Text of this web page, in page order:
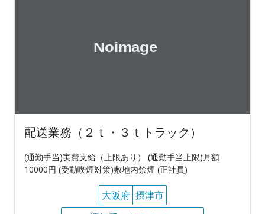
配送業務（２ｔ・３ｔトラック）
(通勤手当)実費支給（上限あり） (通勤手当上限)月額
10000円 (受動喫煙対策)敷地内禁煙 (正社員)
大阪府 摂津市